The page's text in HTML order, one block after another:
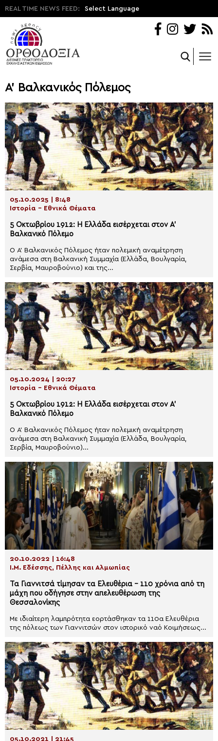
REAL TIME NEWS FEED: Select Language
Α' Βαλκανικός Πόλεμος
05.10.2025 | 8:48
Ιστορία - Εθνικά Θέματα
5 Οκτωβρίου 1912: Η Ελλάδα εισέρχεται στον A’
Βαλκανικό Πόλεμο
O Α’ Βαλκανικός Πόλεμος ήταν πολεμική αναμέτρηση
ανάμεσα στη Βαλκανική Συμμαχία (Ελλάδα, Βουλγαρία,
Σερβία, Μαυροβούνιο) και της...
05.10.2024 | 20:27
Ιστορία - Εθνικά Θέματα
5 Οκτωβρίου 1912: Η Ελλάδα εισέρχεται στον A’
Βαλκανικό Πόλεμο
O Α’ Βαλκανικός Πόλεμος ήταν πολεμική αναμέτρηση
ανάμεσα στη Βαλκανική Συμμαχία (Ελλάδα, Βουλγαρία,
Σερβία, Μαυροβούνιο)...
20.10.2022 | 16:48
Ι.Μ. Εδέσσης, Πέλλης και Αλμωπίας
Τα Γιαννιτσά τίμησαν τα Ελευθέρια – 110 χρόνια από τη
μάχη που οδήγησε στην απελευθέρωση της
Θεσσαλονίκης
Με ιδιαίτερη λαμπρότητα εορτάσθηκαν τα 110α Ελευθέρια
της πόλεως των Γιαννιτσών στον ιστορικό ναό Κοιμήσεως...
05.10.2021 | 21:45